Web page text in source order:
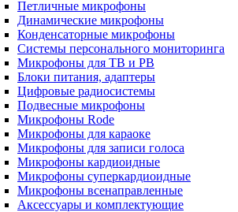
Петличные микрофоны
Динамические микрофоны
Конденсаторные микрофоны
Системы персонального мониторинга
Микрофоны для ТВ и РВ
Блоки питания, адаптеры
Цифровые радиосистемы
Подвесные микрофоны
Микрофоны Rode
Микрофоны для караоке
Микрофоны для записи голоса
Микрофоны кардиоидные
Микрофоны суперкардиоидные
Микрофоны всенаправленные
Аксессуары и комплектующие